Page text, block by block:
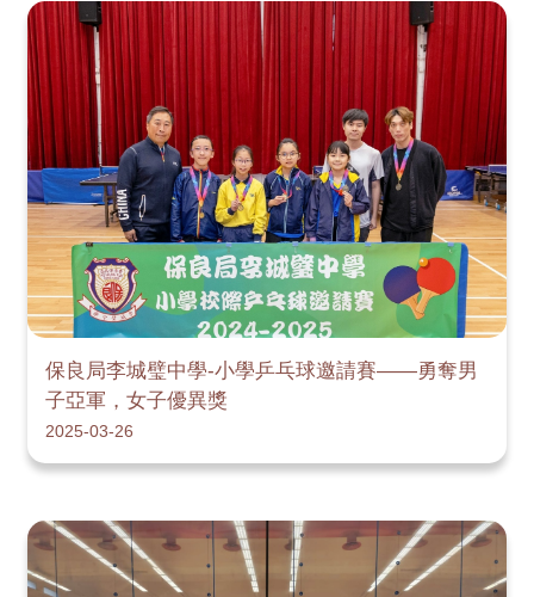
保良局李城璧中學-小學乒乓球邀請賽——勇奪男
子亞軍，女子優異獎
2025-03-26